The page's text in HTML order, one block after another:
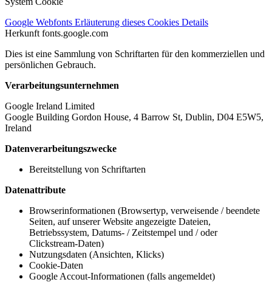
Google Webfonts Erläuterung dieses Cookies Details
Herkunft fonts.google.com
Dies ist eine Sammlung von Schriftarten für den kommerziellen und
persönlichen Gebrauch.
Verarbeitungsunternehmen
Google Ireland Limited
Google Building Gordon House, 4 Barrow St, Dublin, D04 E5W5,
Ireland
Datenverarbeitungszwecke
Bereitstellung von Schriftarten
Datenattribute
Browserinformationen (Browsertyp, verweisende / beendete
Seiten, auf unserer Website angezeigte Dateien,
Betriebssystem, Datums- / Zeitstempel und / oder
Clickstream-Daten)
Nutzungsdaten (Ansichten, Klicks)
Cookie-Daten
Google Accout-Informationen (falls angemeldet)